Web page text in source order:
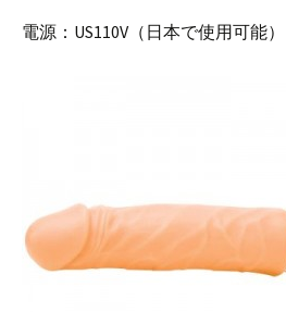
電源：US110V（日本で使用可能）